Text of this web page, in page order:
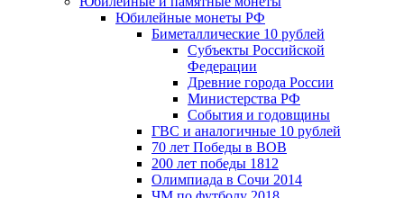
Юбилейные монеты РФ
Биметаллические 10 рублей
Субъекты Российской
Федерации
Древние города России
Министерства РФ
События и годовщины
ГВС и аналогичные 10 рублей
70 лет Победы в ВОВ
200 лет победы 1812
Олимпиада в Сочи 2014